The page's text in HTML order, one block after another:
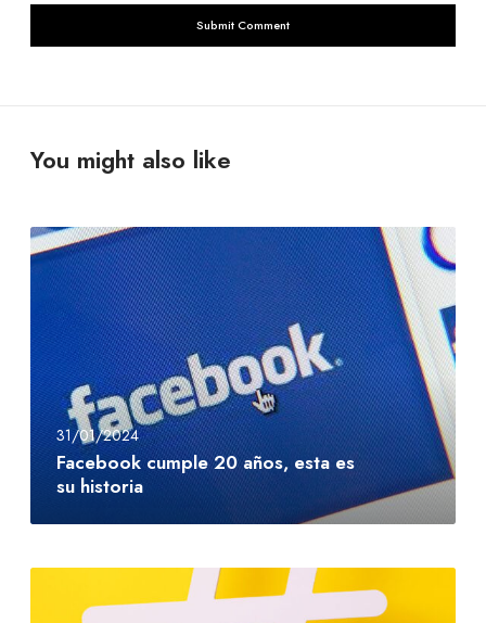
You might also like
F
a
o
o
k
c
p
e
31/01/2024
Facebook cumple 20 años, esta es
su historia